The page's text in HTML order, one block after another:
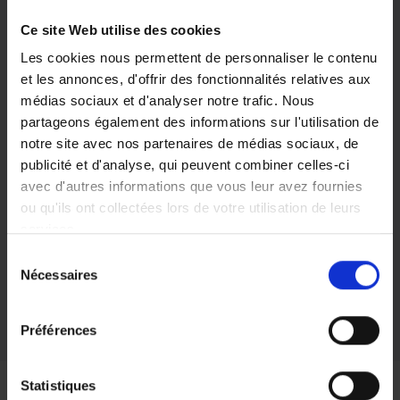
Ce site Web utilise des cookies
Les cookies nous permettent de personnaliser le contenu
et les annonces, d'offrir des fonctionnalités relatives aux
médias sociaux et d'analyser notre trafic. Nous
partageons également des informations sur l'utilisation de
notre site avec nos partenaires de médias sociaux, de
publicité et d'analyse, qui peuvent combiner celles-ci
avec d'autres informations que vous leur avez fournies
ou qu'ils ont collectées lors de votre utilisation de leurs
Vous pouvez librement donner, refuser ou retirer votre
consentement en sélectionnant les finalités ci-dessous.
cliquant sur le lien «
» en bas de
Nécessaires
Préférences
Statistiques
L'AIDE À DOMICILE
DEPUIS PLUS DE 25 ANS